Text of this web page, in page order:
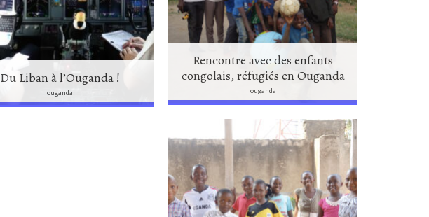
Rencontre avec des enfants
congolais, réfugiés en Ouganda
ouganda
Du Liban à l’Ouganda !
ouganda